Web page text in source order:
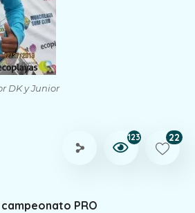
DK y Junior
123 22
PRO